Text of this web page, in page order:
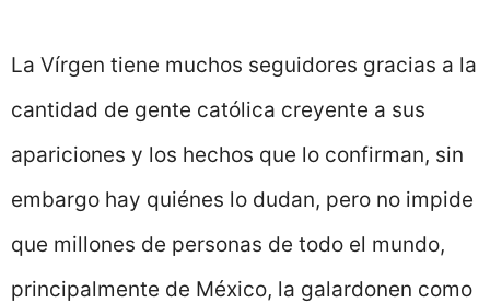
La Vírgen tiene muchos seguidores gracias a la
cantidad de gente católica creyente a sus
apariciones y los hechos que lo confirman, sin
embargo hay quiénes lo dudan, pero no impide
que millones de personas de todo el mundo,
principalmente de México, la galardonen como